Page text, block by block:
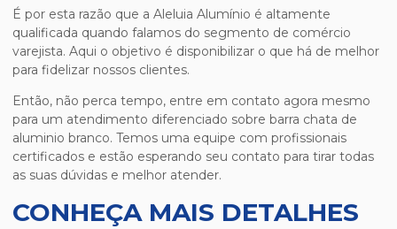
É por esta razão que a Aleluia Alumínio é altamente
qualificada quando falamos do segmento de comércio
varejista. Aqui o objetivo é disponibilizar o que há de melhor
para fidelizar nossos clientes.
Então, não perca tempo, entre em contato agora mesmo
para um atendimento diferenciado sobre barra chata de
aluminio branco. Temos uma equipe com profissionais
certificados e estão esperando seu contato para tirar todas
as suas dúvidas e melhor atender.
CONHEÇA MAIS DETALHES